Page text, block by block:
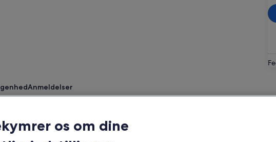
Anmeldelser
Gratis afbestilling
os om dine